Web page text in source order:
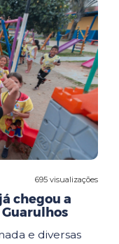
695 visualizações
chegou a
e diversas